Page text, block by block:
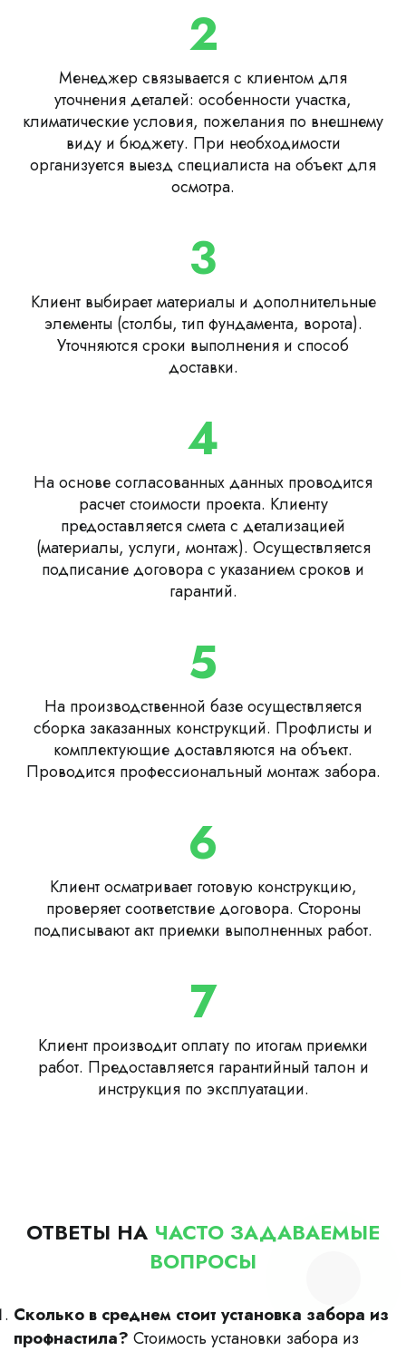
2
Менеджер связывается с клиентом для
уточнения деталей: особенности участка,
климатические условия, пожелания по внешнему
виду и бюджету. При необходимости
организуется выезд специалиста на объект для
осмотра.
3
Клиент выбирает материалы и дополнительные
элементы (столбы, тип фундамента, ворота).
Уточняются сроки выполнения и способ
доставки.
4
На основе согласованных данных проводится
расчет стоимости проекта. Клиенту
предоставляется смета с детализацией
(материалы, услуги, монтаж). Осуществляется
подписание договора с указанием сроков и
гарантий.
5
На производственной базе осуществляется
сборка заказанных конструкций. Профлисты и
комплектующие доставляются на объект.
Проводится профессиональный монтаж забора.
6
Клиент осматривает готовую конструкцию,
проверяет соответствие договора. Стороны
подписывают акт приемки выполненных работ.
7
Клиент производит оплату по итогам приемки
работ. Предоставляется гарантийный талон и
инструкция по эксплуатации.
ОТВЕТЫ НА ЧАСТО ЗАДАВАЕМЫЕ
ВОПРОСЫ
Сколько в среднем стоит установка забора из
профнастила? Стоимость установки забора из